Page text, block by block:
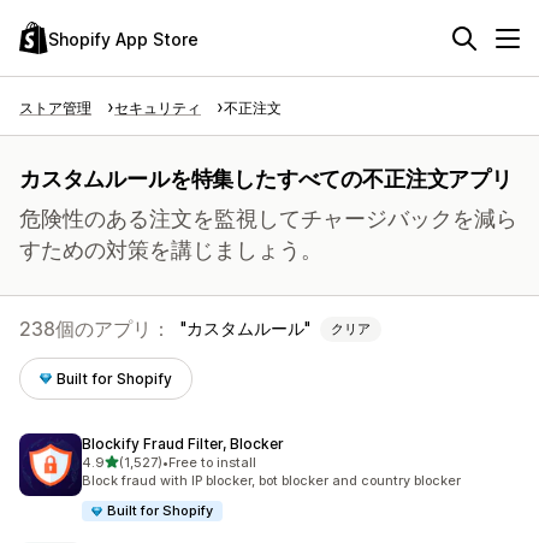
Shopify App Store
ストア管理 セキュリティ 不正注文
カスタムルールを特集したすべての不正注文アプリ
危険性のある注文を監視してチャージバックを減ら
すための対策を講じましょう。
238個のアプリ： カスタムルール クリア
Built for Shopify
Blockify Fraud Filter, Blocker
4.95つ星中
(1,527)
合計レビュー数：1527件
•Free to install
Block fraud with IP blocker, bot blocker and country blocker
Built for Shopify